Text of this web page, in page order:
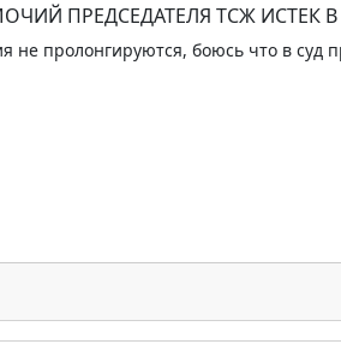
ПРЕДСЕДАТЕЛЯ ТСЖ ИСТЕК В
не пролонгируются, боюсь что в